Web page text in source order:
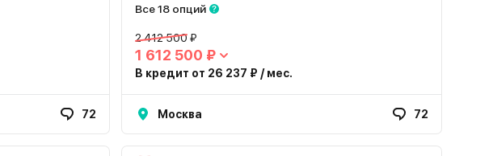
72
Все 18 опций
2 412 500 ₽
1 612 500 ₽
В кредит от 26 237 ₽ / мес.
Москва 72